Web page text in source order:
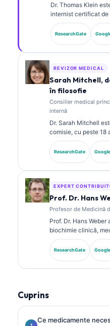
Dr. Thomas Klein
internist certificat de
experiență în
asistată de AI. În
Kantesti AI, el
biomarkerilor și
medicinei de
ResearchGate
REVIZOR MEDICAL
Sarah Mitchell,
în filosofie
Consilier medical
internă
Dr. Sarah Mitchell
comisie, cu peste 18
laborator și analiza
specialitate în chimie
despre panouri de
ResearchGate
EXPERT
Prof. Dr. Hans
Profesor de Medicină
Prof. Dr. Hans
biochimie clinică,
biomarkerilor. Fost
de Chimie Clinică,
panourilor de
ResearchGate
Cuprins
Ce medicamente